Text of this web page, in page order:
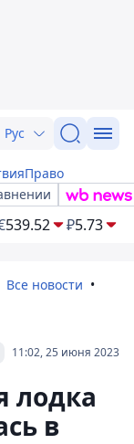
Рус
Право
539.52 ₽5.73
Все новости
11:02, 25 июня 2023
лодка
в